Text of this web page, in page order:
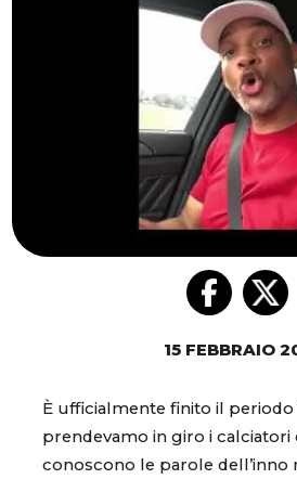
15 FEBBRAIO
È ufficialmente finito il periodo
prendevamo in giro i calciatori
conoscono le parole dell’inno